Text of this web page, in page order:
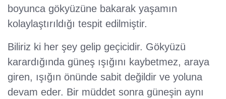
boyunca gökyüzüne bakarak yaşamın
kolaylaştırıldığı tespit edilmiştir.
Biliriz ki her şey gelip geçicidir. Gökyüzü
karardığında güneş ışığını kaybetmez, araya
giren, ışığın önünde sabit değildir ve yoluna
devam eder. Bir müddet sonra güneşin aynı